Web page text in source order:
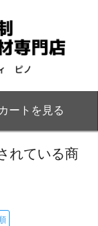
カートを見る
れている商